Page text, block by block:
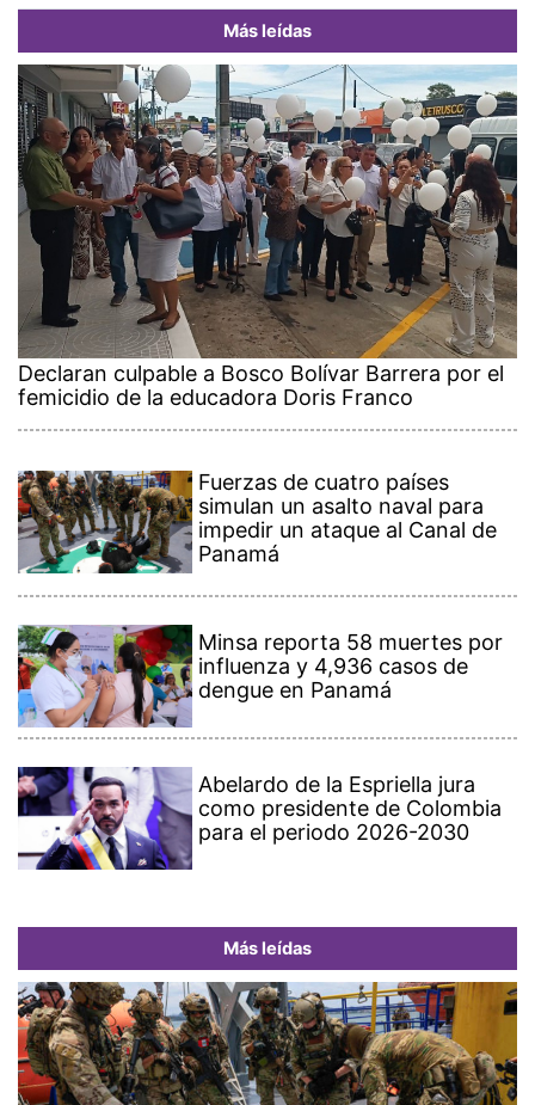
Más leídas
Declaran culpable a Bosco Bolívar Barrera por el
femicidio de la educadora Doris Franco
Fuerzas de cuatro países
simulan un asalto naval para
impedir un ataque al Canal de
Panamá
Minsa reporta 58 muertes por
influenza y 4,936 casos de
dengue en Panamá
Abelardo de la Espriella jura
como presidente de Colombia
para el periodo 2026-2030
Más leídas